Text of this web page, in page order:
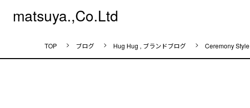
matsuya.,Co.Ltd
ブログ Hug Hug , ブランドブログ Ceremony Style